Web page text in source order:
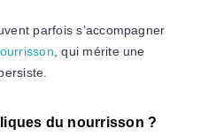
parfois s’accompagner
, qui mérite une
du nourrisson ?